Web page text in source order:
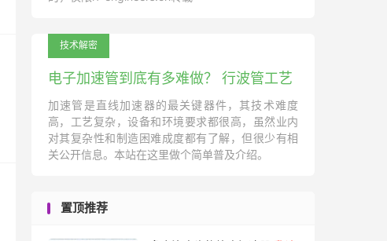
技术解密
电子加速管到底有多难做？ 行波管工艺
加速管是直线加速器的最关键器件，其技术难度
高，工艺复杂，设备和环境要求都很高，虽然业内
对其复杂性和制造困难成度都有了解，但很少有相
关公开信息。本站在这里做个简单普及介绍。
置顶推荐